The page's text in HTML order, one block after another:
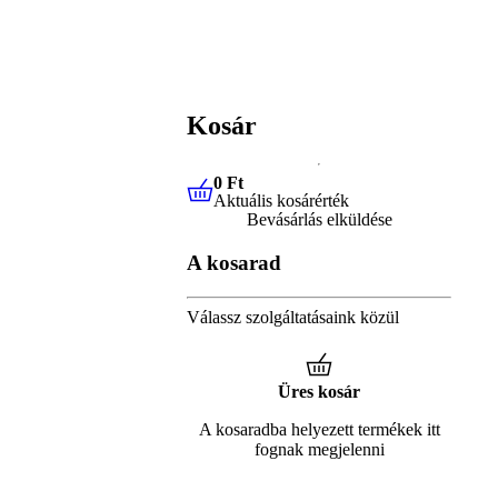
Kosár
0 FtAktuális kosárérték
0 Ft
Aktuális kosárérték
Bevásárlás elküldése
A kosarad
Válassz szolgáltatásaink közül
Üres kosár
A kosaradba helyezett termékek itt
fognak megjelenni